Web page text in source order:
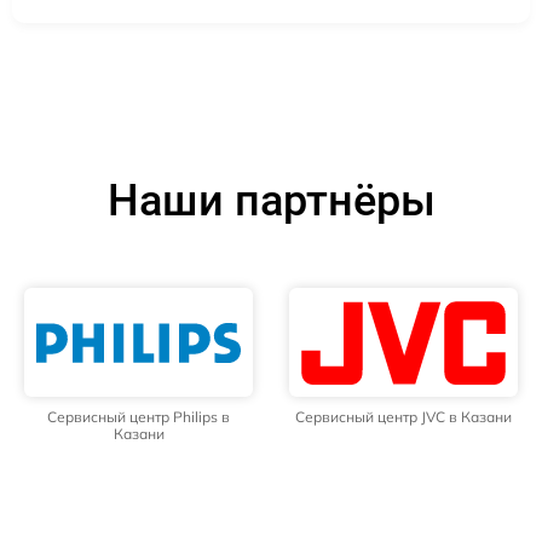
Наши партнёры
Сервисный центр Philips в
Казани
Сервисный центр JVC в Казани